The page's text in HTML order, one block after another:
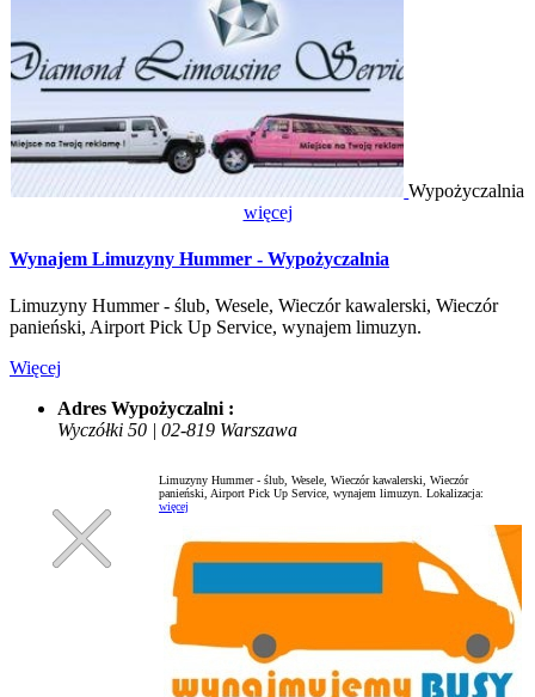
Wypożyczalnia
więcej
Wynajem Limuzyny Hummer - Wypożyczalnia
Limuzyny Hummer - ślub, Wesele, Wieczór kawalerski, Wieczór
panieński, Airport Pick Up Service, wynajem limuzyn.
Więcej
Adres Wypożyczalni :
Wyczółki 50 | 02-819 Warszawa
Limuzyny Hummer - ślub, Wesele, Wieczór kawalerski, Wieczór
panieński, Airport Pick Up Service, wynajem limuzyn. Lokalizacja:
więcej